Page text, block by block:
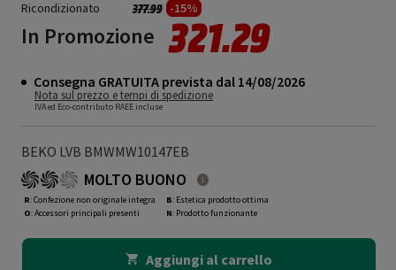
Ricondizionato
Prezzo ridotto da
377.99a -15%
In Promozione 321.29
Consegna GRATUITA prevista dal 14/08/2026
Nota sul prezzo e tempi di spedizione
IVA ed Eco-contributo RAEE incluse
BEKO LVB BMWMW10147EB
MOLTO BUONO
R: Confezione non originale integra
O: Accessori principali presenti
B: Estetica prodotto ottima
N: Prodotto funzionante
Aggiungi al carrello